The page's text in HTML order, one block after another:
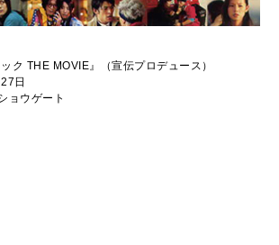
ク THE MOVIE』（宣伝プロデュース）
日
ョウゲート